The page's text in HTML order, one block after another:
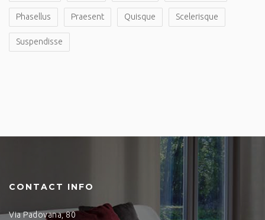
Phasellus Praesent Quisque Scelerisque
Suspendisse
CONTACT INFO
Via Padovana, 80